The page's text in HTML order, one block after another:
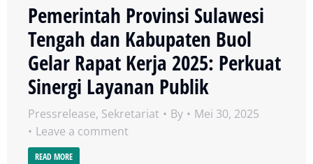
Pemerintah Provinsi Sulawesi
Tengah dan Kabupaten Buol
Gelar Rapat Kerja 2025: Perkuat
Sinergi Layanan Publik
Pressrelease, Sekretariat By
Mei 30, 2025
Leave a comment
READ MORE